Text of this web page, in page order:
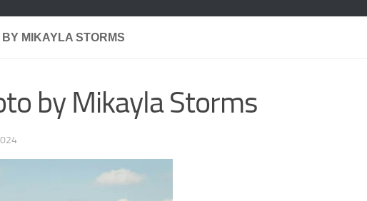
BY MIKAYLA STORMS
by Mikayla Storms